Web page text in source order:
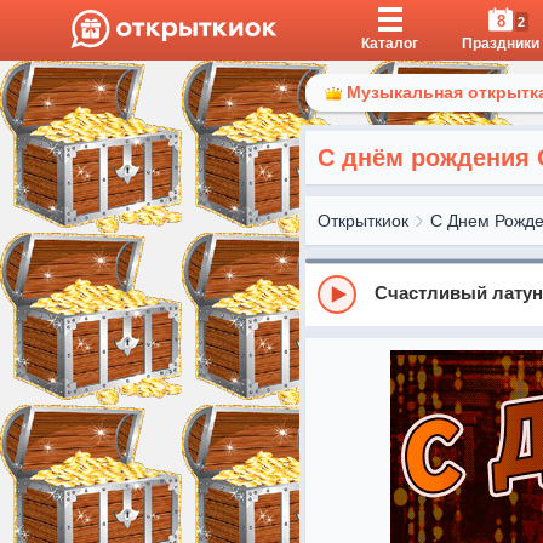
Каталог
8 2
Праздники
Музыкальная
С днём рождения
Открыткиок С Днем
Счастливый